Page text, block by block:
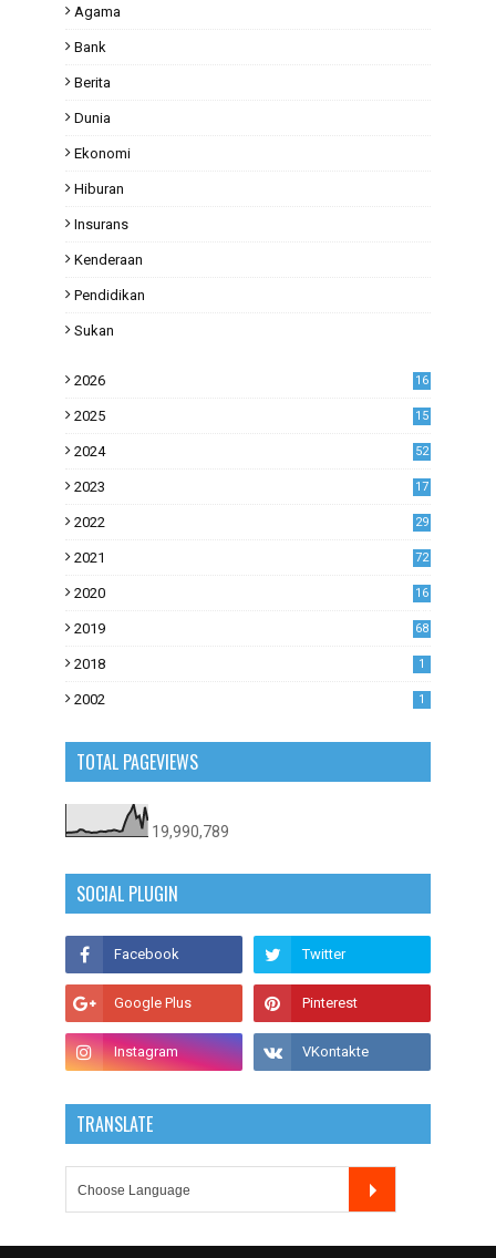
Agama
Bank
Berita
Dunia
Ekonomi
Hiburan
Insurans
Kenderaan
Pendidikan
Sukan
2026 16
2025 15
2024 52
2023
17
2022
29
2021
72
2020
16
2019
68
2018 1
2002 1
TOTAL PAGEVIEWS
19,990,789
SOCIAL PLUGIN
TRANSLATE